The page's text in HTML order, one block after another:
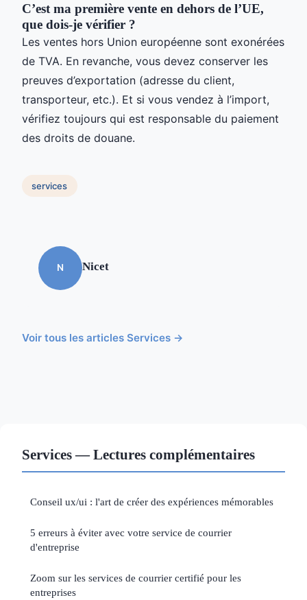
C’est ma première vente en dehors de l’UE,
que dois-je vérifier ?
Les ventes hors Union européenne sont exonérées
de TVA. En revanche, vous devez conserver les
preuves d’exportation (adresse du client,
transporteur, etc.). Et si vous vendez à l’import,
vérifiez toujours qui est responsable du paiement
des droits de douane.
services
N Nicet
Voir tous les articles Services →
Services — Lectures complémentaires
Conseil ux/ui : l'art de créer des expériences mémorables
5 erreurs à éviter avec votre service de courrier
d'entreprise
Zoom sur les services de courrier certifié pour les
entreprises